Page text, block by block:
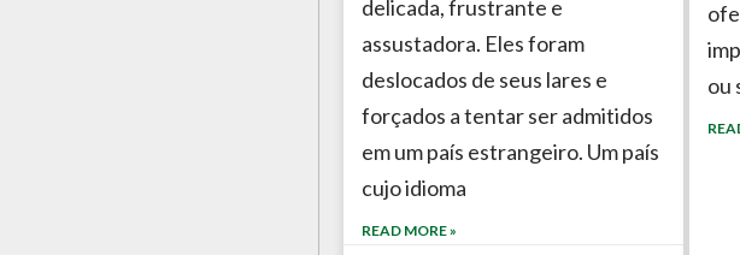
delicada, frustrante e
assustadora. Eles foram
deslocados de seus lares e
forçados a tentar ser admitidos
em um país estrangeiro. Um país
cujo idioma
READ MORE »
ou